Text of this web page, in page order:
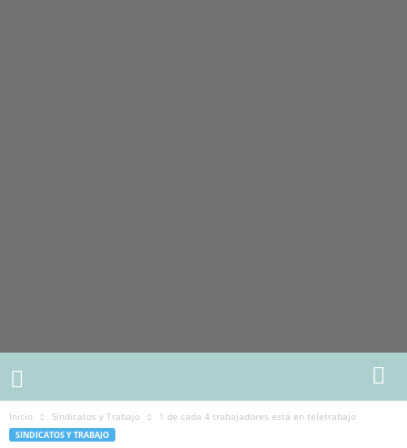
Inicio Sindicatos y Trabajo 1 de cada 4 trabajadores está en teletrabajo
SINDICATOS Y TRABAJO